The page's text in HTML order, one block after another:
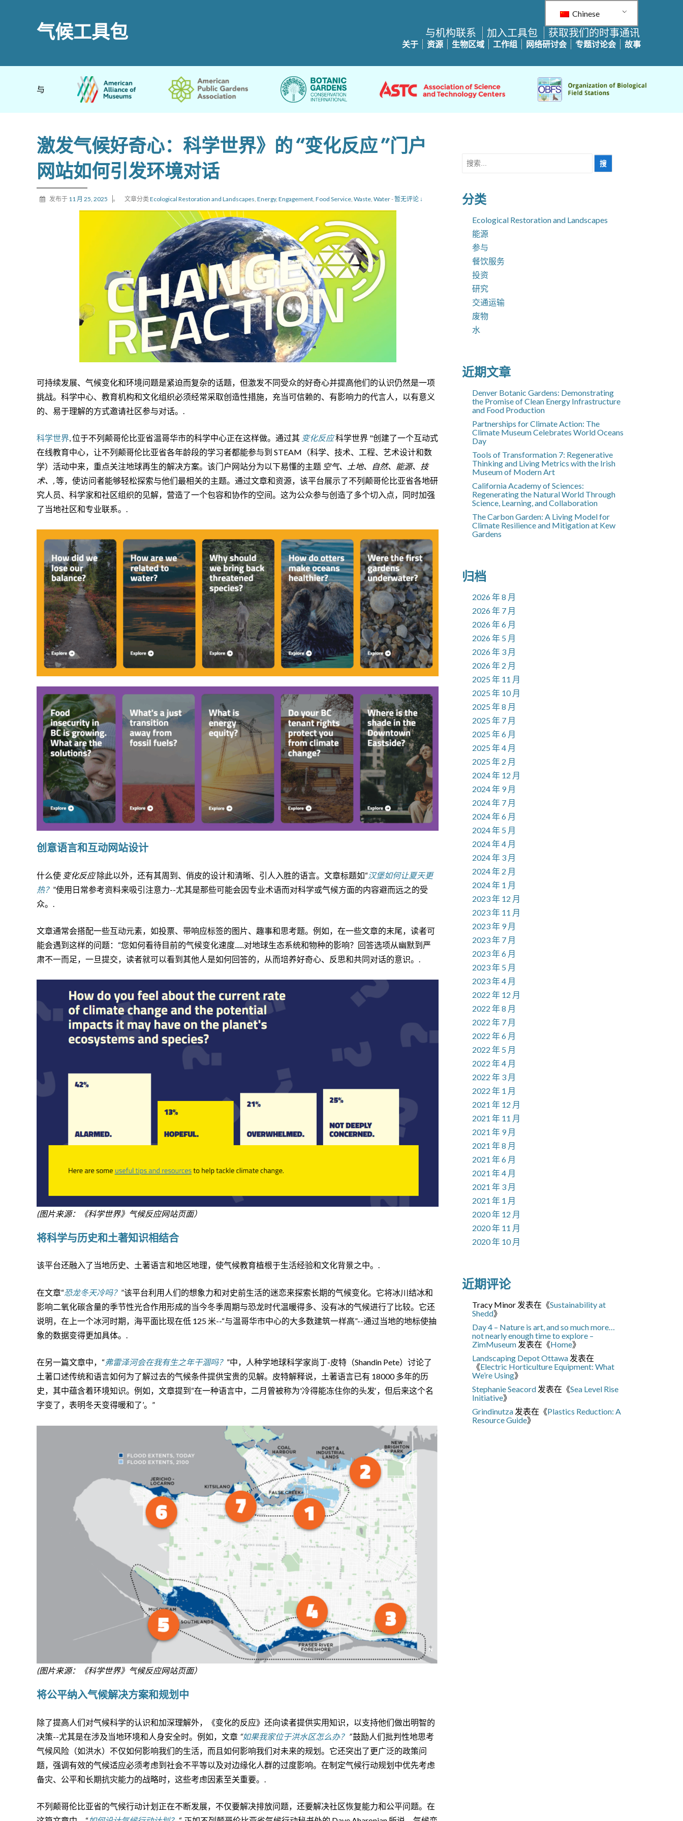
气候工具包
Chinese
与机构联系 加入工具包 获取我们的时事通讯
关于 资源 生物区域 工作组 网络研讨会 专题讨论会 故事
与
激发气候好奇心：科学世界》的 “变化反应 ”门户
网站如何引发环境对话
发布于 11 月 25, 2025 。 文章分类Ecological Restoration and Landscapes Energy, Engagement Food Service Waste Water-暂无评论 ↓
可持续发展、气候变化和环境问题是紧迫而复杂的话题，但激发不同受众的好奇心并提高他们的认识仍然是一项
挑战。科学中心、教育机构和文化组织必须经常采取创造性措施，充当可信赖的、有影响力的代言人，以有意义
的、易于理解的方式邀请社区参与对话。.
科学世界, 位于不列颠哥伦比亚省温哥华市的科学中心正在这样做。通过其 变化反应科学世界 "创建了一个互动式
在线教育中心，让不列颠哥伦比亚省各年龄段的学习者都能参与到 STEAM（科学、技术、工程、艺术设计和数
学）活动中来，重点关注地球再生的解决方案。该门户网站分为以下易懂的主题 空气、土地、自然、能源、技
术、,等，使访问者能够轻松探索与他们最相关的主题。通过文章和资源，该平台展示了不列颠哥伦比亚省各地研
究人员、科学家和社区组织的见解，营造了一个包容和协作的空间。这为公众参与创造了多个切入点，同时加强
了当地社区和专业联系。.
创意语言和互动网站设计
什么使 变化反应除此以外，还有其周到、俏皮的设计和清晰、引人入胜的语言。文章标题如“汉堡如何让夏天更
热？ ”使用日常参考资料来吸引注意力--尤其是那些可能会因专业术语而对科学或气候方面的内容避而远之的受
众。.
文章通常会搭配一些互动元素，如投票、带响应标签的图片、趣事和思考题。例如，在一些文章的末尾，读者可
能会遇到这样的问题：“您如何看待目前的气候变化速度......对地球生态系统和物种的影响？回答选项从幽默到严
肃不一而足，一旦提交，读者就可以看到其他人是如何回答的，从而培养好奇心、反思和共同对话的意识。.
(图片来源：《科学世界》气候反应网站页面）
将科学与历史和土著知识相结合
该平台还融入了当地历史、土著语言和地区地理，使气候教育植根于生活经验和文化背景之中。.
在文章“恐龙冬天冷吗？ ”该平台利用人们的想象力和对史前生活的迷恋来探索长期的气候变化。它将冰川结冰和
影响二氧化碳含量的季节性光合作用形成的当今冬季周期与恐龙时代温暖得多、没有冰的气候进行了比较。它还
说明，在上一个冰河时期，海平面比现在低 125 米--“与温哥华市中心的大多数建筑一样高”--通过当地的地标使抽
象的数据变得更加具体。.
在另一篇文章中，“弗雷泽河会在我有生之年干涸吗？ ”中，人种学地球科学家尚丁-皮特（Shandin Pete）讨论了
土著口述传统和语言如何为了解过去的气候条件提供宝贵的见解。皮特解释说，土著语言已有 18000 多年的历
史，其中蕴含着环境知识。例如，文章提到“在一种语言中，二月曾被称为'冷得能冻住你的头发‘，但后来这个名
字变了，表明冬天变得暖和了’。”
(图片来源：《科学世界》气候反应网站页面）
将公平纳入气候解决方案和规划中
除了提高人们对气候科学的认识和加深理解外，《变化的反应》还向读者提供实用知识，以支持他们做出明智的
决策--尤其是在涉及当地环境和人身安全时。例如，文章 “如果我家位于洪水区怎么办？ ”鼓励人们批判性地思考
气候风险（如洪水）不仅如何影响我们的生活，而且如何影响我们对未来的规划。它还突出了更广泛的政策问
题，强调有效的气候适应必须考虑到社会不平等以及对边缘化人群的过度影响。在制定气候行动规划中优先考虑
备灾、公平和长期抗灾能力的战略时，这些考虑因素至关重要。.
不列颠哥伦比亚省的气候行动计划正在不断发展，不仅要解决排放问题，还要解决社区恢复能力和公平问题。在
搜
分类
Ecological Restoration and Landscapes
能源
参与
餐饮服务
投资
研究
交通运输
废物
水
近期文章
Denver Botanic Gardens: Demonstrating
the Promise of Clean Energy Infrastructure
and Food Production
Partnerships for Climate Action: The
Climate Museum Celebrates World Oceans
Day
Tools of Transformation 7: Regenerative
Thinking and Living Metrics with the Irish
Museum of Modern Art
California Academy of Sciences:
Regenerating the Natural World Through
Science, Learning, and Collaboration
The Carbon Garden: A Living Model for
Climate Resilience and Mitigation at Kew
Gardens
归档
2026 年 8 月
2026 年 7 月
2026 年 6 月
2026 年 5 月
2026 年 3 月
2026 年 2 月
2025 年 11 月
2025 年 10 月
2025 年 8 月
2025 年 7 月
2025 年 6 月
2025 年 4 月
2025 年 2 月
2024 年 12 月
2024 年 9 月
2024 年 7 月
2024 年 6 月
2024 年 5 月
2024 年 4 月
2024 年 3 月
2024 年 2 月
2024 年 1 月
2023 年 12 月
2023 年 11 月
2023 年 9 月
2023 年 7 月
2023 年 6 月
2023 年 5 月
2023 年 4 月
2022 年 12 月
2022 年 8 月
2022 年 7 月
2022 年 6 月
2022 年 5 月
2022 年 4 月
2022 年 3 月
2022 年 1 月
2021 年 12 月
2021 年 11 月
2021 年 9 月
2021 年 8 月
2021 年 6 月
2021 年 4 月
2021 年 3 月
2021 年 1 月
2020 年 12 月
2020 年 11 月
2020 年 10 月
近期评论
Tracy Minor 发表在《Sustainability at
Shedd》
Day 4 – Nature is art, and so much more…
not nearly enough time to explore –
ZimMuseum 发表在《Home》
Landscaping Depot Ottawa 发表在
《Electric Horticulture Equipment: What
We’re Using》
Stephanie Seacord 发表在《Sea Level Rise
Initiative》
Grindinutza 发表在《Plastics Reduction: A
Resource Guide》